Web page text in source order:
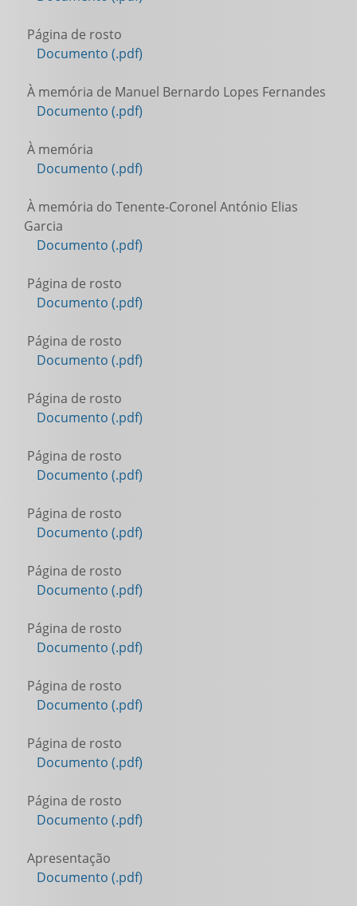
Página de rosto
Documento (.pdf)
À memória de Manuel Bernardo Lopes Fernandes
Documento (.pdf)
À memória
Documento (.pdf)
À memória do Tenente-Coronel António Elias
Garcia
Documento (.pdf)
Página de rosto
Documento (.pdf)
Página de rosto
Documento (.pdf)
Página de rosto
Documento (.pdf)
Página de rosto
Documento (.pdf)
Página de rosto
Documento (.pdf)
Página de rosto
Documento (.pdf)
Página de rosto
Documento (.pdf)
Página de rosto
Documento (.pdf)
Página de rosto
Documento (.pdf)
Página de rosto
Documento (.pdf)
Apresentação
Documento (.pdf)